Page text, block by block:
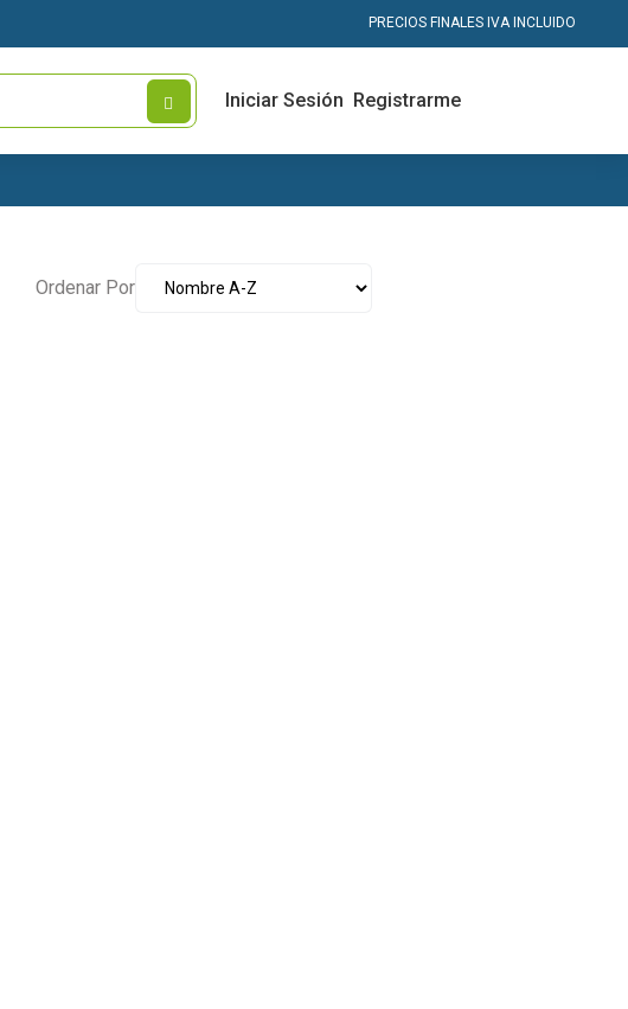
PRECIOS FINALES IVA INCLUIDO
Iniciar Sesión Registrarme
Ordenar Por